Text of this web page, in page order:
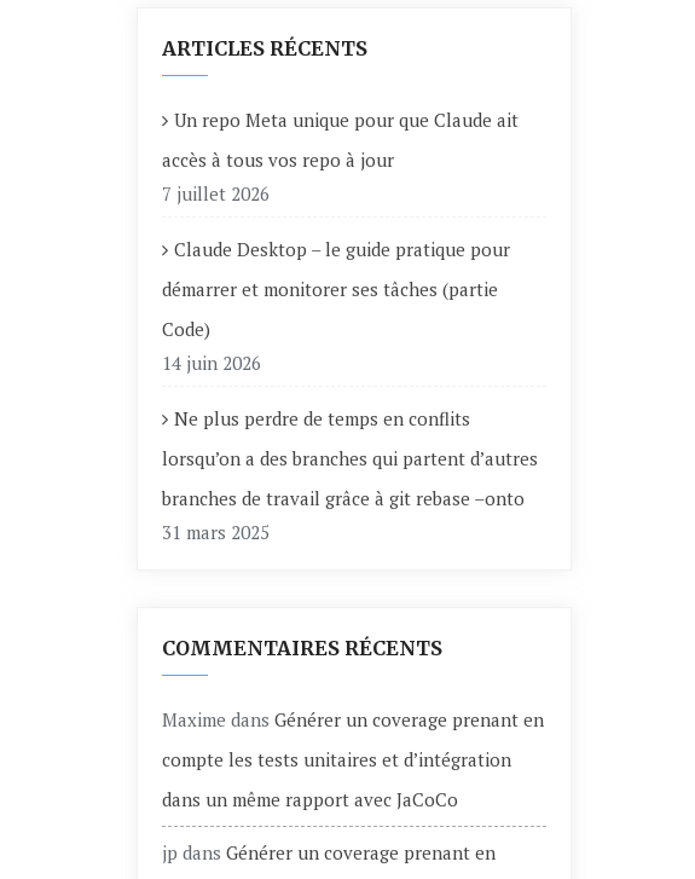
ARTICLES RÉCENTS
Un repo Meta unique pour que Claude ait
accès à tous vos repo à jour
7 juillet 2026
Claude Desktop – le guide pratique pour
démarrer et monitorer ses tâches (partie
Code)
14 juin 2026
Ne plus perdre de temps en conflits
lorsqu’on a des branches qui partent d’autres
branches de travail grâce à git rebase –onto
31 mars 2025
COMMENTAIRES RÉCENTS
Maxime dans Générer un coverage prenant en
compte les tests unitaires et d’intégration
dans un même rapport avec JaCoCo
jp dans Générer un coverage prenant en